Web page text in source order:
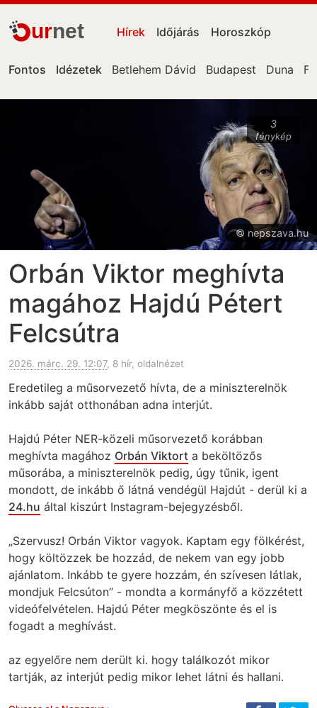
urnet Hírek Időjárás Horoszkóp
Fontos Idézetek Betlehem Dávid Budapest Duna
3
fénykép
© nepszava.hu
Orbán Viktor meghívta
magához Hajdú Pétert
Felcsútra
2026. márc. 29. 12:07, 8 hír, oldalnézet
Eredetileg a műsorvezető hívta, de a miniszterelnök
inkább saját otthonában adna interjút.
Hajdú Péter NER-közeli műsorvezető korábban
meghívta magához Orbán Viktort a beköltözős
műsorába, a miniszterelnök pedig, úgy tűnik, igent
mondott, de inkább ő látná vendégül Hajdút - derül ki a
24.hu által kiszúrt Instagram-bejegyzésből.
„Szervusz! Orbán Viktor vagyok. Kaptam egy fölkérést,
hogy költözzek be hozzád, de nekem van egy jobb
ajánlatom. Inkább te gyere hozzám, én szívesen látlak,
mondjuk Felcsúton” - mondta a kormányfő a közzétett
videófelvételen. Hajdú Péter megköszönte és el is
fogadt a meghívást.
az egyelőre nem derült ki. hogy találkozót mikor
tartják, az interjút pedig mikor lehet látni és hallani.